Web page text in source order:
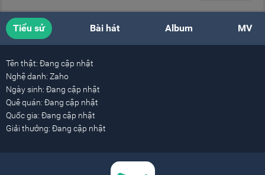
Tiểu sử Bài hát Album MV
Tên thật: Đang cập nhật
Nghệ danh: Zaho
Ngày sinh: Đang cập nhật
Quê quán: Đang cập nhật
Quốc gia: Đang cập nhật
Giải thưởng: Đang cập nhật